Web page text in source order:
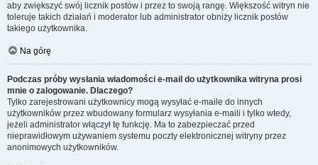
aby zwiększyć swój licznik postów i przez to swoją rangę. Większość witryn nie
toleruje takich działań i moderator lub administrator obniży licznik postów
takiego użytkownika.
Na górę
Podczas próby wysłania wiadomości e-mail do użytkownika witryna prosi
mnie o zalogowanie. Dlaczego?
Tylko zarejestrowani użytkownicy mogą wysyłać e-maile do innych
użytkowników przez wbudowany formularz wysyłania e-maili i tylko wtedy,
jeżeli administrator włączył tę funkcję. Ma to zabezpieczać przed
nieprawidłowym używaniem systemu poczty elektronicznej witryny przez
anonimowych użytkowników.